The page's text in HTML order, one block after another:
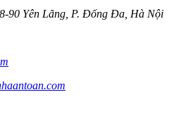
90 Yên Lãng, P. Đống Đa, Hà Nội